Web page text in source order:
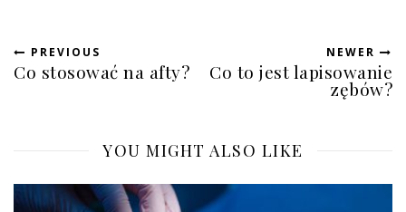
PREVIOUS
Co stosować na afty?
NEWER
Co to jest lapisowanie
zębów?
YOU MIGHT ALSO LIKE